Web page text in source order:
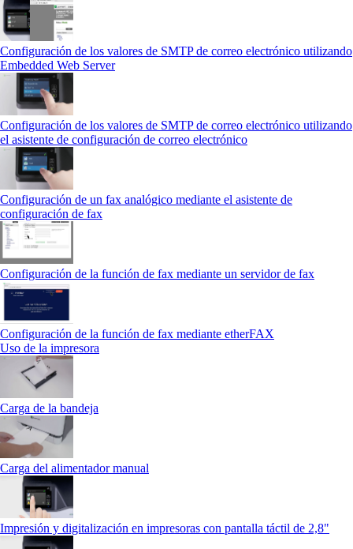
Configuración de los valores de SMTP de correo electrónico utilizando
Embedded Web Server
Configuración de los valores de SMTP de correo electrónico utilizando
el asistente de configuración de correo electrónico
Configuración de un fax analógico mediante el asistente de
configuración de fax
Configuración de la función de fax mediante un servidor de fax
Configuración de la función de fax mediante etherFAX
Uso de la impresora
Carga de la bandeja
Carga del alimentador manual
Impresión y digitalización en impresoras con pantalla táctil de 2,8"